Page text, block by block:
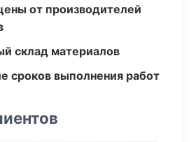
от производителей
склад материалов
сроков выполнения работ